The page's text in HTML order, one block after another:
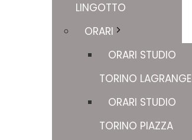
LINGOTTO
ORARI
ORARI STUDIO
TORINO LAGRANGE
ORARI STUDIO
TORINO PIAZZA